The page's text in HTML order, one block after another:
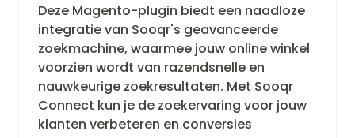
Deze Magento-plugin biedt een naadloze
integratie van Sooqr's geavanceerde
zoekmachine, waarmee jouw online winkel
voorzien wordt van razendsnelle en
nauwkeurige zoekresultaten. Met Sooqr
Connect kun je de zoekervaring voor jouw
klanten verbeteren en conversies